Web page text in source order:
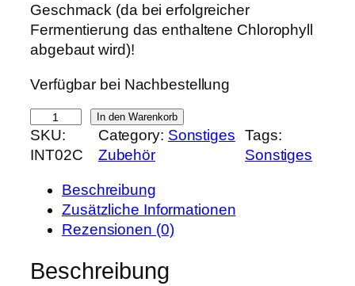
n
g
l
c
h
e
r
r
e
i
w
l
e
r
r
e
i
s
s
t
:
,
Geschmack (da bei erfolgreicher
Fermentierung das enthaltene Chlorophyll
abgebaut wird)!
Verfügbar bei Nachbestellung
n
t
o
In den Warenkorb
SKU:
INT02C
Category: Sonstiges
Zubehör
Tags:
Sonstiges
Beschreibung
Zusätzliche Informationen
Rezensionen (0)
Beschreibung